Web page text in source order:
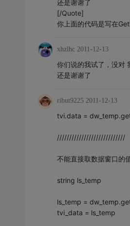
还是谢谢了
[/Quote]
你上面的代码是写在
xhzlhc 2011-12-13
你们说的我试了，没对
还是谢谢了
ribut9225 2011-12-13
tvi.data =
////////////////////////////
不能直接取数据窗口的
string ls_temp
ls_temp =
tvi_data = ls_temp